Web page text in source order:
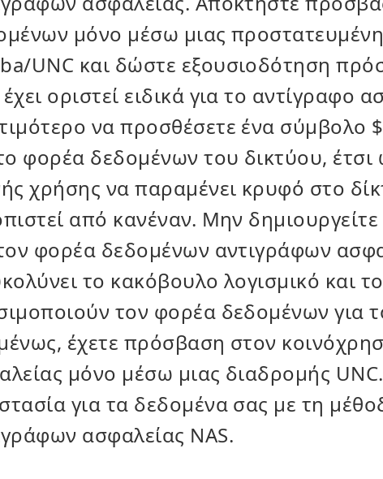
μόνο μέσω μιας
UNC και δώστε εξουσιοδότηση
οριστεί ειδικά για το αντίγραφο
να προσθέσετε ένα σύμβολο
φορέα δεδομένων του δικτύου,
χρήσης να παραμένει κρυφό στο
από κανέναν. Μην
φορέα δεδομένων αντιγράφων
το κακόβουλο λογισμικό και
τον φορέα δεδομένων για
έχετε πρόσβαση στον
μόνο μέσω μιας διαδρομής
για τα δεδομένα σας με τη
ασφαλείας NAS.